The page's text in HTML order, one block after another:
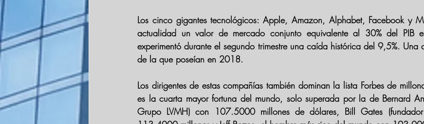
Los cinco gigantes tecnológicos: Apple, Amazon, Alphabet, Facebook y
actualidad un valor de mercado conjunto equivalente al 30% del PIB
experimentó durante el segundo trimestre una caída histórica del 9,5%. Una
de la que poseían en 2018.
Los dirigentes de estas compañías también dominan la lista Forbes de
es la cuarta mayor fortuna del mundo, solo superada por la de Bernard
Grupo LVMH) con 107.5000 millones de dólares, Bill Gates